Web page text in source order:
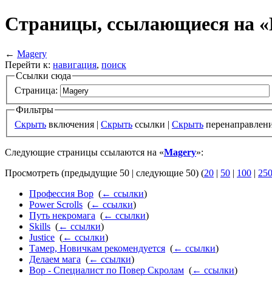
Страницы, ссылающиеся на
← Magery
Перейти к: навигация, поиск
Ссылки сюда
Страница:
Фильтры
Скрыть включения | Скрыть ссылки | Скрыть
Следующие страницы ссылаются на «Magery»:
Просмотреть (предыдущие 50 | следующие 50) (20 | 50 | 100 | 250
Профессия Вор (← ссылки)
Power Scrolls (← ссылки)
Путь некромага (← ссылки)
Skills (← ссылки)
Justice (← ссылки)
Тамер, Новичкам рекомендуется (← ссылки)
Делаем мага (← ссылки)
Вор - Специалист по Повер Скролам (← ссылки)